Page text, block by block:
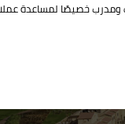
خصيصًا لمساعدة